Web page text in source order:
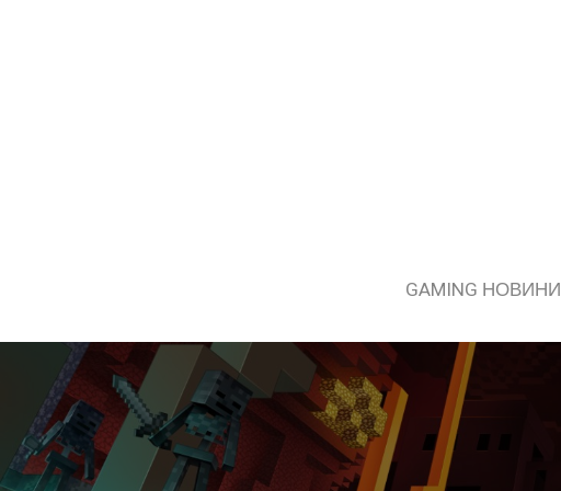
GAMING НОВИНИ